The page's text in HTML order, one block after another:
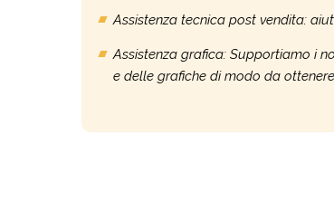
Assistenza tecnica post vendita:
Assistenza grafica: Supportiamo i
e delle grafiche di modo da